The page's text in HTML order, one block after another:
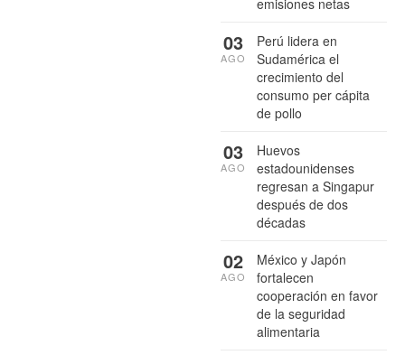
Perú lidera en
Sudamérica el
crecimiento del
consumo per cápita
de pollo
03
AGO
Huevos
estadounidenses
regresan a Singapur
después de dos
décadas
03
AGO
México y Japón
fortalecen
cooperación en favor
de la seguridad
alimentaria
02
AGO